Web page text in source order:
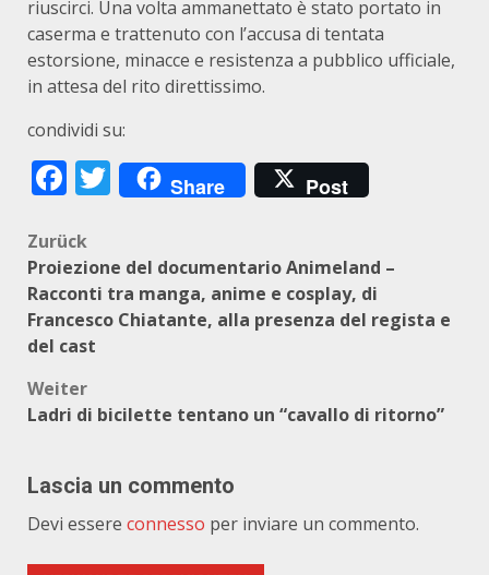
riuscirci. Una volta ammanettato è stato portato in
caserma e trattenuto con l’accusa di tentata
estorsione, minacce e resistenza a pubblico ufficiale,
in attesa del rito direttissimo.
condividi su:
Facebook
Twitter
Share Post
Beitragsnavigation
Zurück
Proiezione del documentario Animeland –
Racconti tra manga, anime e cosplay, di
Francesco Chiatante, alla presenza del regista e
del cast
Weiter
Ladri di bicilette tentano un “cavallo di ritorno”
Lascia un commento
Devi essere connesso per inviare un commento.